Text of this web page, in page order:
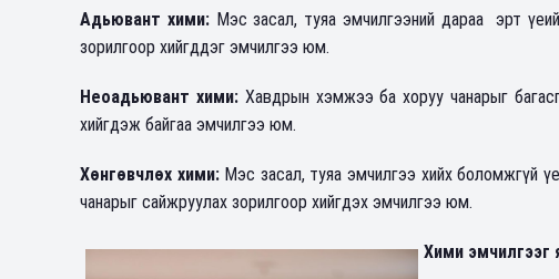
Адьювант хими:Мэс засал, туяа эмчилгээний дараа эрт
зорилгоор хийгддэг эмчилгээ юм.
Неоадьювант хими:Хавдрын хэмжээ ба хоруу чанарыг
хийгдэж байгаа эмчилгээ юм.
Хөнгөвчлөх хими:Мэс засал, туяа эмчилгээ хийх боломжгүй
чанарыг сайжруулах зорилгоор хийгдэх эмчилгээ юм.
Хими эмчилгээг